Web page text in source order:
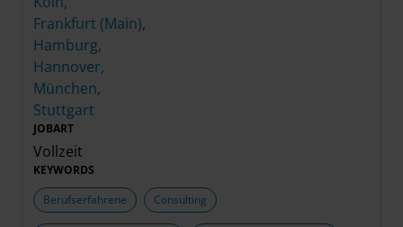
Frankfurt (Main),
Hamburg,
Hannover,
München,
Stuttgart
JOBART
Vollzeit
KEYWORDS
Berufserfahrene
Consulting